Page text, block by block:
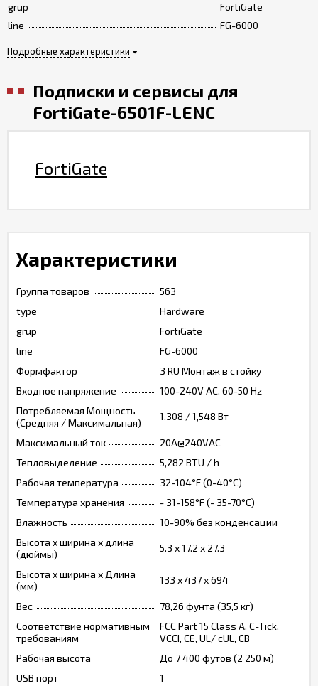
grup
FortiGate
line
FG-6000
Подробные характеристики
Подписки и сервисы для
FortiGate-6501F-LENC
FortiGate
Характеристики
Группа товаров
563
type
Hardware
grup
FortiGate
line
FG-6000
Формфактор
3 RU Монтаж в стойку
Входное напряжение
100-240V AC, 60-50 Hz
Потребляемая Мощность
(Средняя / Максимальная)
1,308 / 1,548 Вт
Максимальный ток
20A@240VAC
Тепловыделение
5,282 BTU / h
Рабочая температура
32-104°F (0-40°C)
Температура хранения
- 31-158°F (- 35-70°C)
Влажность
10-90% без конденсации
Высота х ширина х длина
(дюймы)
5.3 x 17.2 x 27.3
Высота х ширина х Длина
(мм)
133 x 437 x 694
Вес
78,26 фунта (35,5 кг)
Соответствие нормативным
требованиям
FCC Part 15 Class A, C-Tick,
VCCI, CE, UL/ cUL, CB
Рабочая высота
До 7 400 футов (2 250 м)
USB порт
1